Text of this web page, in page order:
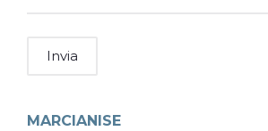
MARCIANISE